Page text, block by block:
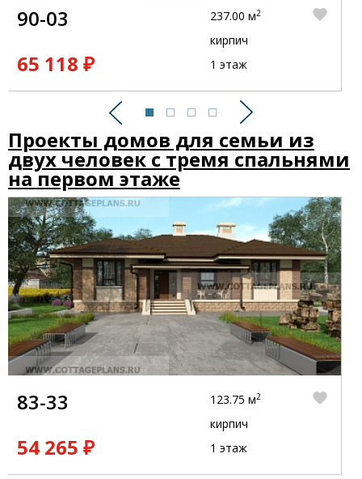
Предыдущий Следующий
90-03
65 118 ₽
237.00 м2
кирпич
1 этаж
Проекты домов для семьи из
двух человек с тремя спальнями
на первом этаже
83-33
54 265 ₽
123.75 м2
кирпич
1 этаж